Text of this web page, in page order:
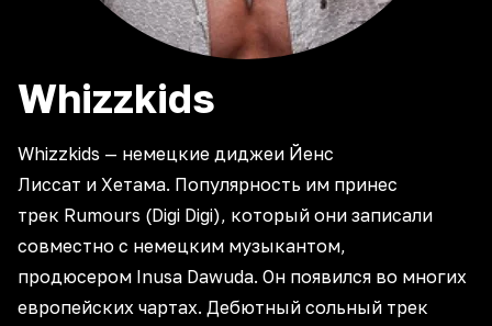
Whizzkids
Whizzkids — немецкие диджеи Йенс
Лиссат и Хетама. Популярность им принес
трек Rumours (Digi Digi), который они записали
совместно с немецким музыкантом,
продюсером Inusa Dawuda. Он появился во многих
европейских чартах. Дебютный сольный трек